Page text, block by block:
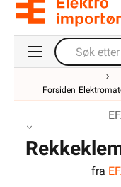
Forsiden
fra